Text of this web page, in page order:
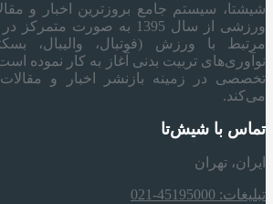
شیشتا، سیستم جامع بروزترین اخبار و
ورزشی از سال 1395 به صورت
مرتبط با ورزش (فوتبال، والیبال،
نوآوری‌های تربیت بدنی آغاز به کار نموده
تخصصی در زمینه بازنشر اخبار و
می‌کند.
تماس با شیش‌تا
ایران، تهران
تبلیغات: 45195000-021